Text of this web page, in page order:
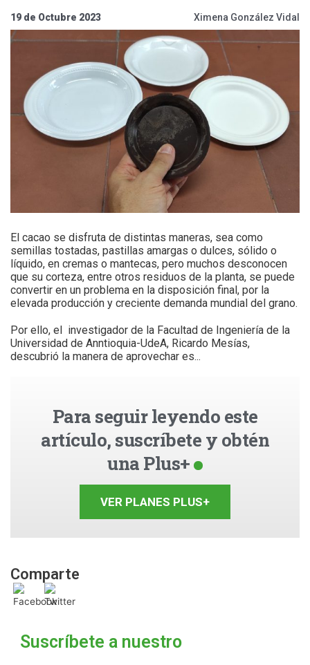
Comparte
19 de Octubre 2023 Ximena González Vidal
El cacao se disfruta de distintas maneras, sea como
semillas tostadas, pastillas amargas o dulces, sólido o
líquido, en cremas o mantecas, pero muchos desconocen
que su corteza, entre otros residuos de la planta, se puede
convertir en un problema en la disposición final, por la
elevada producción y creciente demanda mundial del grano.
Por ello, el investigador de la Facultad de Ingeniería de la
Universidad de Anntioquia-UdeA, Ricardo Mesías,
descubrió la manera de aprovechar es...
Para seguir leyendo este
artículo, suscríbete y obtén
una Plus+
VER PLANES PLUS+
Suscríbete a nuestro